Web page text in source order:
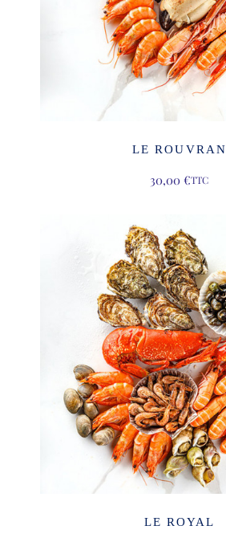
LE ROUVRAN
30,00€TTC
LE ROYAL